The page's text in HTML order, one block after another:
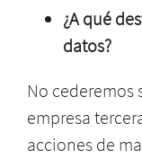
¿A qué
datos?
No cederemos
empresa
acciones de